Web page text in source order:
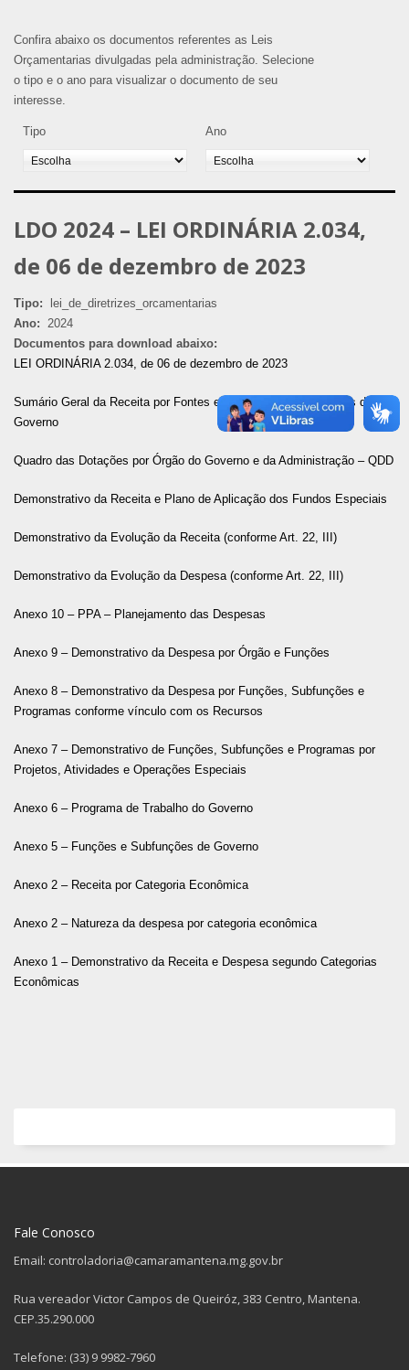
Confira abaixo os documentos referentes as Leis
Orçamentarias divulgadas pela administração. Selecione
o tipo e o ano para visualizar o documento de seu
interesse.
Tipo Ano
LDO 2024 – LEI ORDINÁRIA 2.034,
de 06 de dezembro de 2023
Tipo:
lei_de_diretrizes_orcamentarias
Ano:
2024
Documentos para download abaixo:
LEI ORDINÁRIA 2.034, de 06 de dezembro de 2023
Sumário Geral da Receita por Fontes e da Despesa por Funções do
Governo
Quadro das Dotações por Órgão do Governo e da Administração – QDD
Demonstrativo da Receita e Plano de Aplicação dos Fundos Especiais
Demonstrativo da Evolução da Receita (conforme Art. 22, III)
Demonstrativo da Evolução da Despesa (conforme Art. 22, III)
Anexo 10 – PPA – Planejamento das Despesas
Anexo 9 – Demonstrativo da Despesa por Órgão e Funções
Anexo 8 – Demonstrativo da Despesa por Funções, Subfunções e
Programas conforme vínculo com os Recursos
Anexo 7 – Demonstrativo de Funções, Subfunções e Programas por
Projetos, Atividades e Operações Especiais
Anexo 6 – Programa de Trabalho do Governo
Anexo 5 – Funções e Subfunções de Governo
Anexo 2 – Receita por Categoria Econômica
Anexo 2 – Natureza da despesa por categoria econômica
Anexo 1 – Demonstrativo da Receita e Despesa segundo Categorias
Econômicas
Fale Conosco
Email: controladoria@camaramantena.mg.gov.br
Rua vereador Victor Campos de Queiróz, 383 Centro, Mantena.
CEP.35.290.000
Telefone: (33) 9 9982-7960